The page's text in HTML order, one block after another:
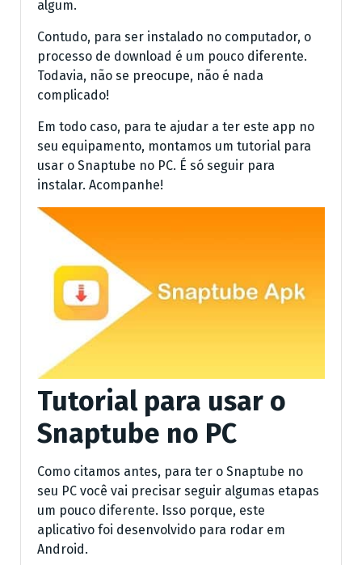
algum.
Contudo, para ser instalado no computador, o
processo de download é um pouco diferente.
Todavia, não se preocupe, não é nada
complicado!
Em todo caso, para te ajudar a ter este app no
seu equipamento, montamos um tutorial para
usar o Snaptube no PC. É só seguir para
instalar. Acompanhe!
Tutorial para usar o
Snaptube no PC
Como citamos antes, para ter o Snaptube no
seu PC você vai precisar seguir algumas etapas
um pouco diferente. Isso porque, este
aplicativo foi desenvolvido para rodar em
Android.